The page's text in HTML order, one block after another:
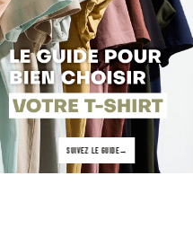
SUIVEZ LE GUIDE